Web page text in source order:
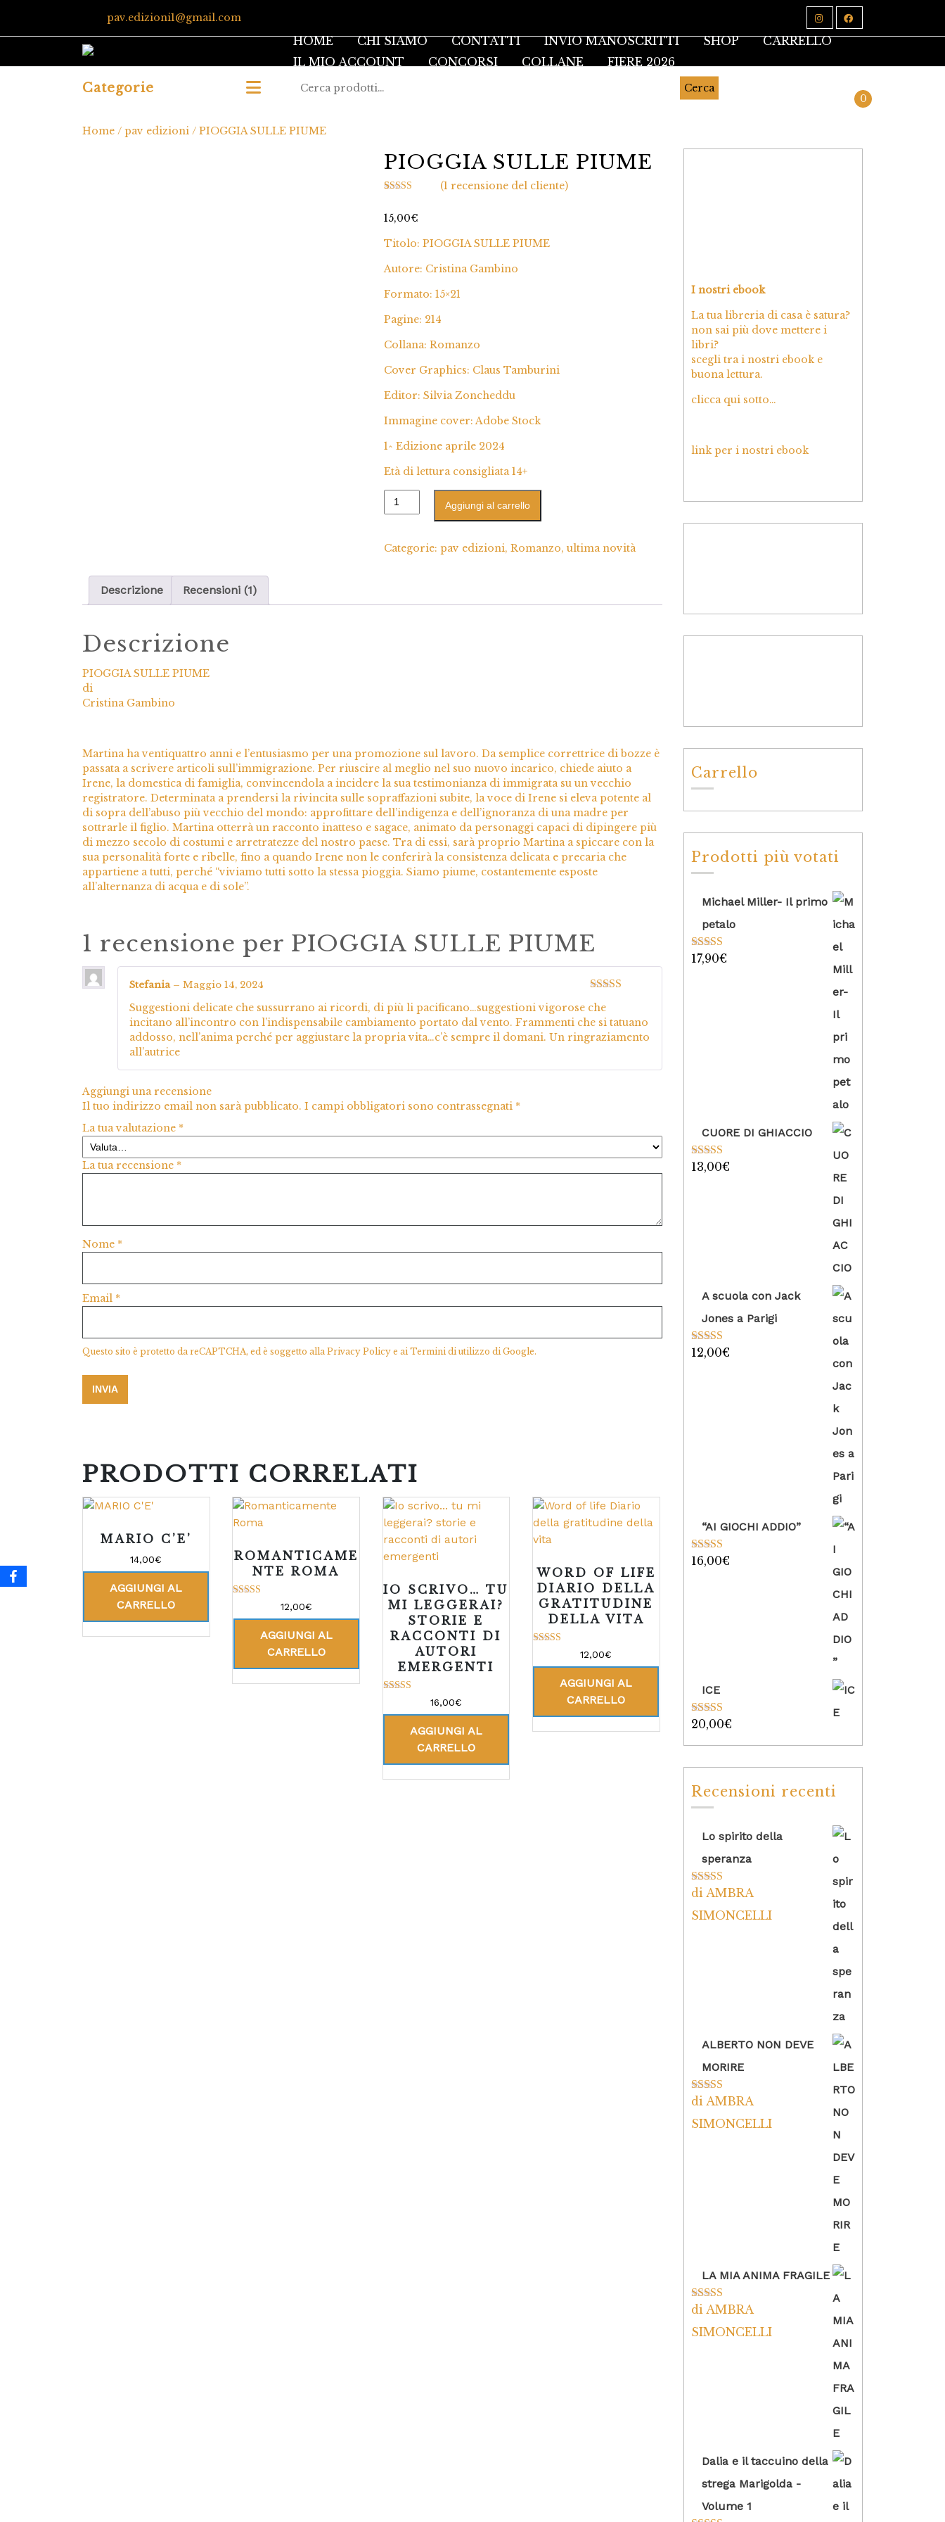
pav.edizioni1@gmail.com
HOME CHI SIAMO CONTATTI INVIO MANOSCRITTI SHOP
CARRELLO
IL MIO ACCOUNT
CONCORSI COLLANE FIERE 2026
Categorie
Cerca
0
Home / pav edizioni / PIOGGIA SULLE PIUME
PIOGGIA SULLE PIUME
direcensioni
(1 recensione del cliente)
15,00€
Titolo: PIOGGIA SULLE PIUME
Autore: Cristina Gambino
Formato: 15×21
Pagine: 214
Collana: Romanzo
Cover Graphics: Claus Tamburini
Editor: Silvia Zoncheddu
Immagine cover: Adobe Stock
1^ Edizione aprile 2024
Età di lettura consigliata 14+
Aggiungi al carrello
Categorie: pav edizioni, Romanzo, ultima novità
Descrizione Recensioni (1)
Descrizione
PIOGGIA SULLE PIUME
di
Cristina Gambino
Martina ha ventiquattro anni e l’entusiasmo per una promozione sul lavoro. Da semplice correttrice di bozze è
passata a scrivere articoli sull’immigrazione. Per riuscire al meglio nel suo nuovo incarico, chiede aiuto a
Irene, la domestica di famiglia, convincendola a incidere la sua testimonianza di immigrata su un vecchio
registratore. Determinata a prendersi la rivincita sulle sopraffazioni subite, la voce di Irene si eleva potente al
di sopra dell’abuso più vecchio del mondo: approfittare dell’indigenza e dell’ignoranza di una madre per
sottrarle il figlio. Martina otterrà un racconto inatteso e sagace, animato da personaggi capaci di dipingere più
di mezzo secolo di costumi e arretratezze del nostro paese. Tra di essi, sarà proprio Martina a spiccare con la
sua personalità forte e ribelle, fino a quando Irene non le conferirà la consistenza delicata e precaria che
appartiene a tutti, perché “viviamo tutti sotto la stessa pioggia. Siamo piume, costantemente esposte
all’alternanza di acqua e di sole”.
1 recensione per PIOGGIA SULLE PIUME
Valutato
5
Stefania – Maggio 14, 2024
Suggestioni delicate che sussurrano ai ricordi, di più li pacificano…suggestioni vigorose che
incitano all’incontro con l’indispensabile cambiamento portato dal vento. Frammenti che si tatuano
addosso, nell’anima perché per aggiustare la propria vita…c’è sempre il domani. Un ringraziamento
all’autrice
Aggiungi una recensione
Il tuo indirizzo email non sarà pubblicato. I campi obbligatori sono contrassegnati *
La tua valutazione *
La tua recensione *
Nome *
Email *
Questo sito è protetto da reCAPTCHA, ed è soggetto allaPrivacy Policy e aiTermini di utilizzo di Google.
PRODOTTI CORRELATI
MARIO C’E’
14,00€
AGGIUNGI AL
CARRELLO
ROMANTICAME
NTE ROMA
su 5
12,00€
AGGIUNGI AL
CARRELLO
IO SCRIVO… TU
MI LEGGERAI?
STORIE E
RACCONTI DI
AUTORI
EMERGENTI
su 5
16,00€
AGGIUNGI AL
CARRELLO
WORD OF LIFE
DIARIO DELLA
GRATITUDINE
DELLA VITA
su 5
12,00€
AGGIUNGI AL
CARRELLO
I nostri ebook
La tua libreria di casa è satura?
non sai più dove mettere i
libri?
scegli tra i nostri ebook e
buona lettura.
clicca qui sotto…
link per i nostri ebook
Carrello
Prodotti più votati
Michael Miller- Il primo
petalo
Valutato
17,90€
CUORE DI GHIACCIO
Valutato
13,00€
A scuola con Jack
Jones a Parigi
Valutato
12,00€
“AI GIOCHI ADDIO”
Valutato
16,00€
ICE
Valutato5.00
20,00€
Recensioni recenti
Lo spirito della
speranza
Valutato5su
di AMBRA
SIMONCELLI
ALBERTO NON DEVE
MORIRE
Valutato5su
di AMBRA
SIMONCELLI
LA MIA ANIMA FRAGILE
Valutato5su
di AMBRA
SIMONCELLI
Dalia e il taccuino della
strega Marigolda -
Volume 1